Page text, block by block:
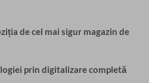
de cel mai sigur magazin de
prin digitalizare completă